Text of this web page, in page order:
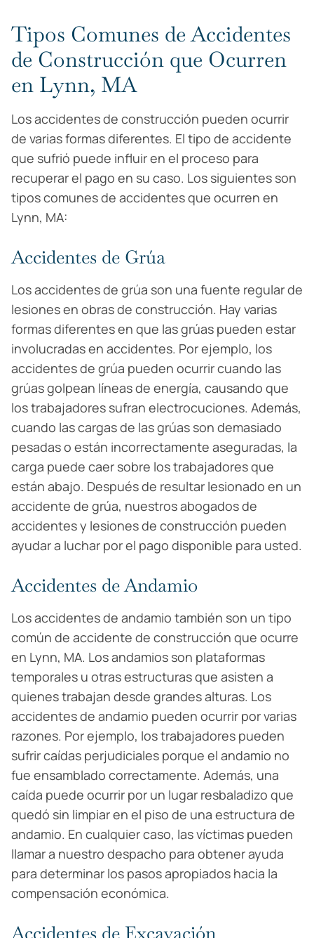
Tipos Comunes de Accidentes
de Construcción que Ocurren
en Lynn, MA
Los accidentes de construcción pueden ocurrir
de varias formas diferentes. El tipo de accidente
que sufrió puede influir en el proceso para
recuperar el pago en su caso. Los siguientes son
tipos comunes de accidentes que ocurren en
Lynn, MA:
Accidentes de Grúa
Los accidentes de grúa son una fuente regular de
lesiones en obras de construcción. Hay varias
formas diferentes en que las grúas pueden estar
involucradas en accidentes. Por ejemplo, los
accidentes de grúa pueden ocurrir cuando las
grúas golpean líneas de energía, causando que
los trabajadores sufran electrocuciones. Además,
cuando las cargas de las grúas son demasiado
pesadas o están incorrectamente aseguradas, la
carga puede caer sobre los trabajadores que
están abajo. Después de resultar lesionado en un
accidente de grúa, nuestros abogados de
accidentes y lesiones de construcción pueden
ayudar a luchar por el pago disponible para usted.
Accidentes de Andamio
Los accidentes de andamio también son un tipo
común de accidente de construcción que ocurre
en Lynn, MA. Los andamios son plataformas
temporales u otras estructuras que asisten a
quienes trabajan desde grandes alturas. Los
accidentes de andamio pueden ocurrir por varias
razones. Por ejemplo, los trabajadores pueden
sufrir caídas perjudiciales porque el andamio no
fue ensamblado correctamente. Además, una
caída puede ocurrir por un lugar resbaladizo que
quedó sin limpiar en el piso de una estructura de
andamio. En cualquier caso, las víctimas pueden
llamar a nuestro despacho para obtener ayuda
para determinar los pasos apropiados hacia la
compensación económica.
Accidentes de Excavación